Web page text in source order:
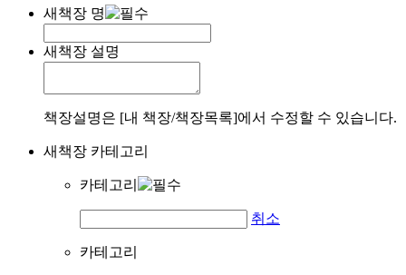
새책장 명
새책장 설명
책장설명은 [내 책장/책장목록]에서 수정할 수 있습니다.
새책장 카테고리
카테고리
취소
카테고리